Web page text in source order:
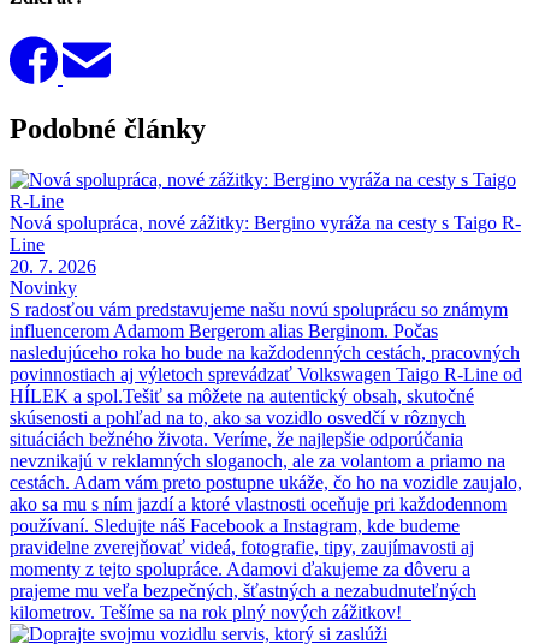
Podobné články
Nová spolupráca, nové zážitky: Bergino vyráža na cesty s Taigo R-
Line
20. 7. 2026
Novinky
S radosťou vám predstavujeme našu novú spoluprácu so známym
influencerom Adamom Bergerom alias Berginom. Počas
nasledujúceho roka ho bude na každodenných cestách, pracovných
povinnostiach aj výletoch sprevádzať Volkswagen Taigo R-Line od
HÍLEK a spol.Tešiť sa môžete na autentický obsah, skutočné
skúsenosti a pohľad na to, ako sa vozidlo osvedčí v rôznych
situáciách bežného života. Veríme, že najlepšie odporúčania
nevznikajú v reklamných sloganoch, ale za volantom a priamo na
cestách. Adam vám preto postupne ukáže, čo ho na vozidle zaujalo,
ako sa mu s ním jazdí a ktoré vlastnosti oceňuje pri každodennom
používaní. Sledujte náš Facebook a Instagram, kde budeme
pravidelne zverejňovať videá, fotografie, tipy, zaujímavosti aj
momenty z tejto spolupráce. Adamovi ďakujeme za dôveru a
prajeme mu veľa bezpečných, šťastných a nezabudnuteľných
kilometrov. Tešíme sa na rok plný nových zážitkov!